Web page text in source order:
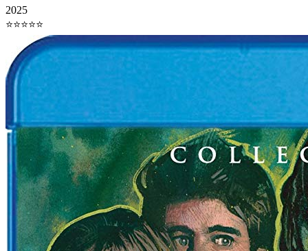
2025
⭐⭐⭐⭐⭐